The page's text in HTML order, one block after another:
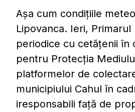
Așa cum condițiile
Lipovanca. Ieri,
periodice cu cetățenii în
pentru Protecția
platformelor de
municipiului Cahul în
iresponsabili față de